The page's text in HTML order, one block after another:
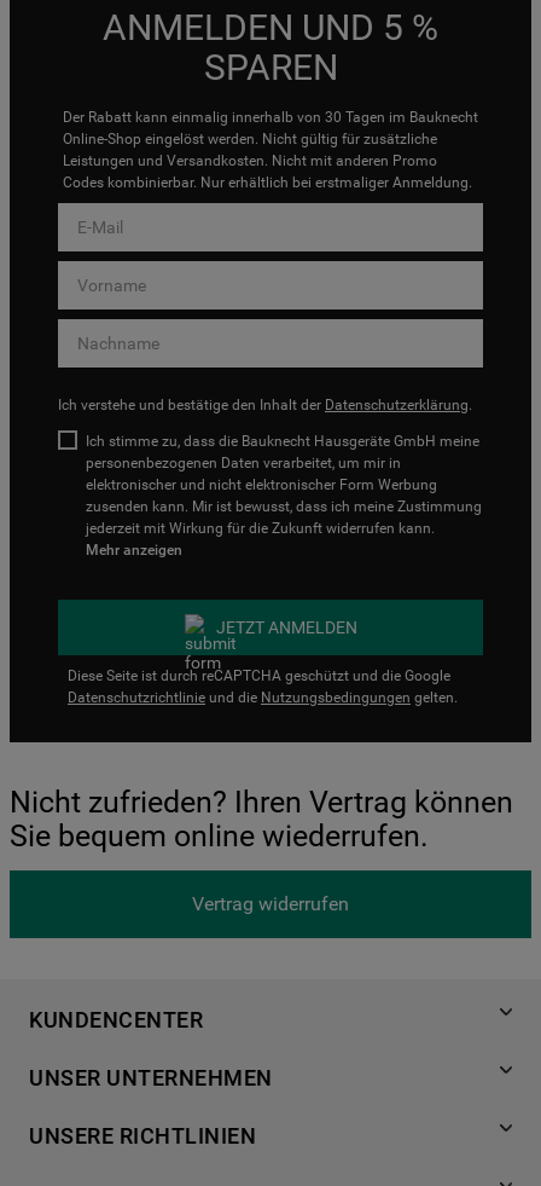
ANMELDEN UND 5 %
SPAREN
Der Rabatt kann einmalig innerhalb von 30 Tagen im Bauknecht
Online-Shop eingelöst werden. Nicht gültig für zusätzliche
Leistungen und Versandkosten. Nicht mit anderen Promo
Codes kombinierbar. Nur erhältlich bei erstmaliger Anmeldung.
Ich verstehe und bestätige den Inhalt der Datenschutzerklärung.
Ich stimme zu, dass die Bauknecht Hausgeräte GmbH meine
personenbezogenen Daten verarbeitet, um mir in
elektronischer und nicht elektronischer Form Werbung
zusenden kann. Mir ist bewusst, dass ich meine Zustimmung
jederzeit mit Wirkung für die Zukunft widerrufen kann.
Mehr anzeigen
JETZT ANMELDEN
Diese Seite ist durch reCAPTCHA geschützt und die Google
Datenschutzrichtlinie und die Nutzungsbedingungen gelten.
Nicht zufrieden? Ihren Vertrag können
Sie bequem online wiederrufen.
Vertrag widerrufen
KUNDENCENTER
Händlersuche
Häufige Fragen
UNSER UNTERNEHMEN
Für Händler
UNSERE RICHTLINIEN